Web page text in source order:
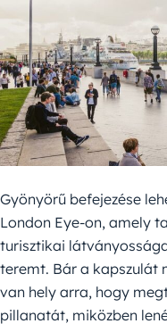
Gyönyörű befejezése
London Eye-on, amely
turisztikai
teremt. Bár a kapszulát
van hely arra, hogy
pillanatát, miközben